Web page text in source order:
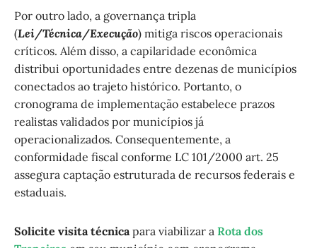
Por outro lado, a governança tripla
(Lei/Técnica/Execução) mitiga riscos operacionais
críticos. Além disso, a capilaridade econômica
distribui oportunidades entre dezenas de municípios
conectados ao trajeto histórico. Portanto, o
cronograma de implementação estabelece prazos
realistas validados por municípios já
operacionalizados. Consequentemente, a
conformidade fiscal conforme LC 101/2000 art. 25
assegura captação estruturada de recursos federais e
estaduais.
Solicite visita técnicapara viabilizar a Rota dos